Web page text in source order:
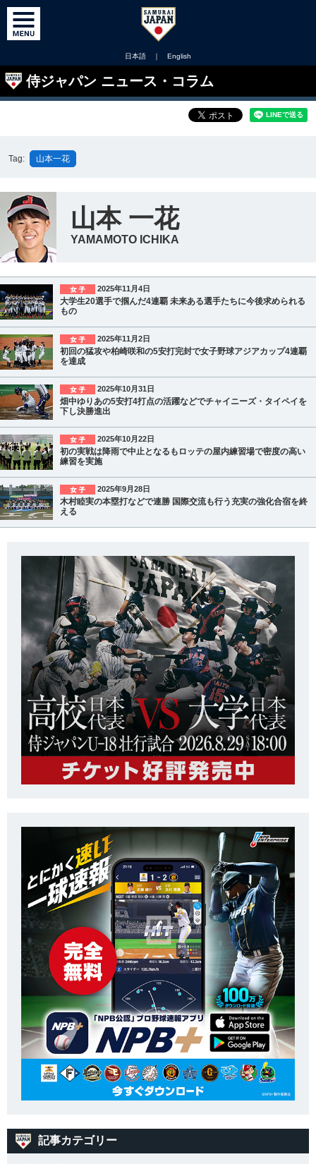
日本語 ｜ English
侍ジャパン ニュース・コラム
Tag: 山本一花
山本 一花
YAMAMOTO ICHIKA
2025年11月4日
大学生20選手で掴んだ4連覇 未来ある選手たちに今後求められる
もの
2025年11月2日
初回の猛攻や柏崎咲和の5安打完封で女子野球アジアカップ4連覇
を達成
2025年10月31日
畑中ゆりあの5安打4打点の活躍などでチャイニーズ・タイペイを
下し決勝進出
2025年10月22日
初の実戦は降雨で中止となるもロッテの屋内練習場で密度の高い
練習を実施
2025年9月28日
木村睦実の本塁打などで連勝 国際交流も行う充実の強化合宿を終
える
記事カテゴリー